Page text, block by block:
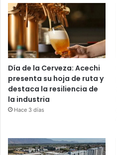
Día de la Cerveza: Acechi
presenta su hoja de ruta y
destaca la resiliencia de
la industria
Hace 3 días